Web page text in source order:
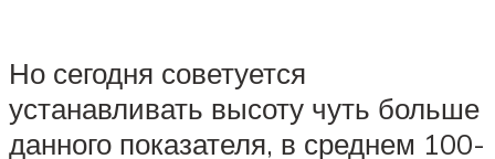
Но сегодня советуется
устанавливать высоту чуть больше
данного показателя, в среднем 100-